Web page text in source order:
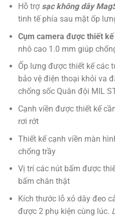
Hỗ trợ sạc không dây
tinh tế phía sau mặt ốp
Cụm camera được thiết
nhô cao 1.0 mm giúp
Ốp lưng được thiết kế các
bảo vệ điện thoại khỏi va
chống sốc Quân đội MIL
Cạnh viền được thiết kế
rơi rớt
Thiết kế cạnh viền màn
chống trầy
Vị trí các nút bấm được
bấm chân thật
Kích thước lỗ xỏ dây đeo
được 2 phụ kiện cùng lúc.